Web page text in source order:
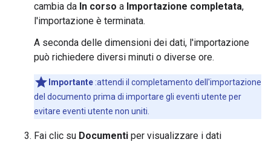
cambia da In corso a Importazione completata,
l'importazione è terminata.
A seconda delle dimensioni dei dati, l'importazione
può richiedere diversi minuti o diverse ore.
Importante :attendi il completamento dell'importazione
del documento prima di importare gli eventi utente per
evitare eventi utente non uniti.
Fai clic su Documenti per visualizzare i dati